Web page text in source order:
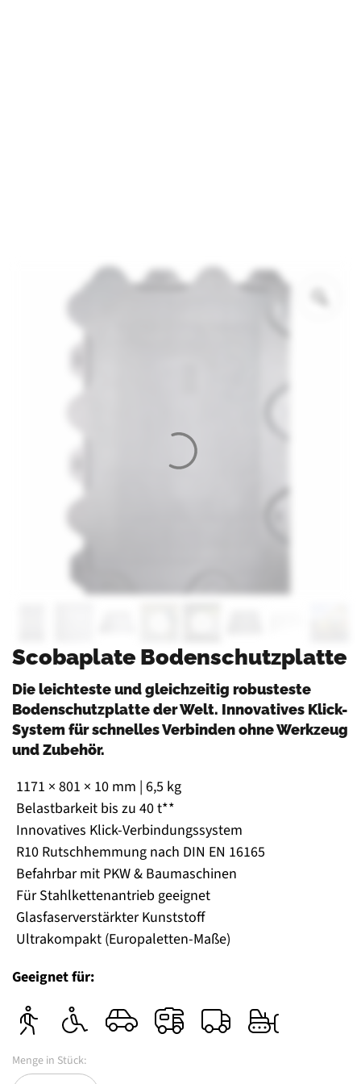
Scobaplate Bodenschutzplatte
Die leichteste und gleichzeitig robusteste
Bodenschutzplatte der Welt. Innovatives Klick-
System für schnelles Verbinden ohne Werkzeug
und Zubehör.
1171 × 801 × 10 mm | 6,5 kg
Belastbarkeit bis zu 40 t**
Innovatives Klick-Verbindungssystem
R10 Rutschhemmung nach DIN EN 16165
Befahrbar mit PKW & Baumaschinen
Für Stahlkettenantrieb geeignet
Glasfaserverstärkter Kunststoff
Ultrakompakt (Europaletten-Maße)
Geeignet für: